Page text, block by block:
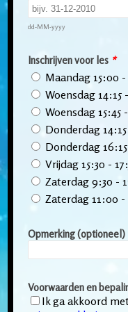
dd-MM-yyyy
Inschrijven voor les *
Maandag 15:00
Woensdag 14:15
Woensdag
Donderdag
Donderdag
Vrijdag 15:30 -
Zaterdag 9:30 -
Zaterdag 11:00 -
Opmerking (optioneel)
Voorwaarden en
Ik ga akkoord